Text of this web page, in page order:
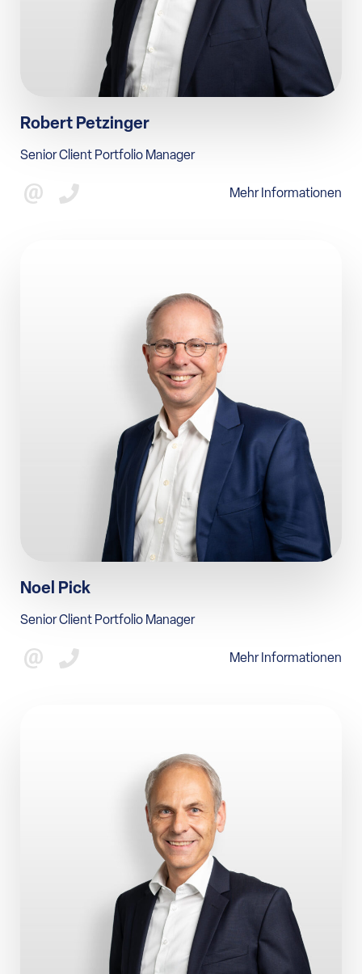
Robert Petzinger
Senior Client Portfolio Manager
Mehr Informationen
Noel Pick
Senior Client Portfolio Manager
Mehr Informationen